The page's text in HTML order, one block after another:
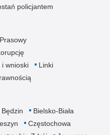
policjantem
i wnioski
Linki
Będzin
Bielsko-Biała
Częstochowa